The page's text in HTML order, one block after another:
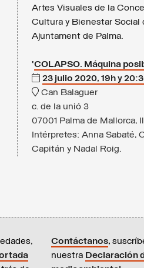
Artes Visuales de la
Cultura y Bienestar Social
Ajuntament de Palma.
‘COLAPSO. Máquina
23 julio 2020, 19h y
Can Balaguer
c. de la unió 3
07001 Palma de Mallorca,
Intérpretes: Anna Sabaté,
Capitán y Nadal Roig.
Contáctanos,
nuestra Declaración